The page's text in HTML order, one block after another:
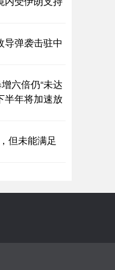
导弹袭击驻中
六倍仍“未达
半年将加速放
但未能满足